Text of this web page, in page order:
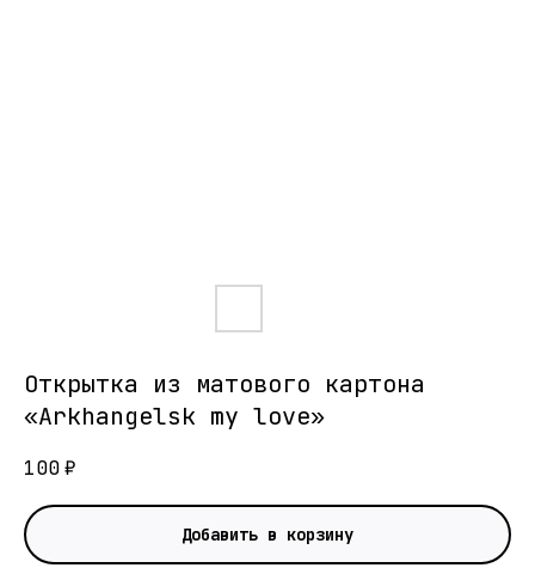
Открытка из матового картона
«Arkhangelsk my love»
100₽
Добавить в корзину